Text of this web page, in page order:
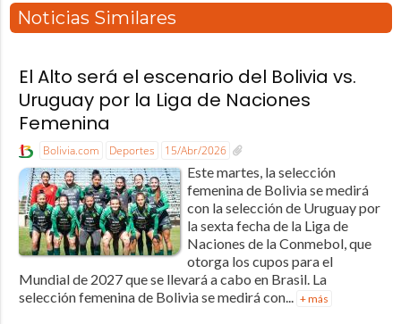
Noticias Similares
El Alto será el escenario del Bolivia vs.
Uruguay por la Liga de Naciones
Femenina
Bolivia.com Deportes 15/Abr/2026
Este martes, la selección
femenina de Bolivia se medirá
con la selección de Uruguay por
la sexta fecha de la Liga de
Naciones de la Conmebol, que
otorga los cupos para el
Mundial de 2027 que se llevará a cabo en Brasil. La
selección femenina de Bolivia se medirá con... + más